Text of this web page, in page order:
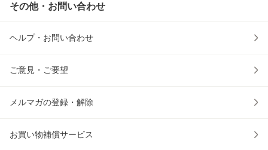
その他・お問い合わせ
ヘルプ・お問い合わせ
ご意見・ご要望
メルマガの登録・解除
お買い物補償サービス